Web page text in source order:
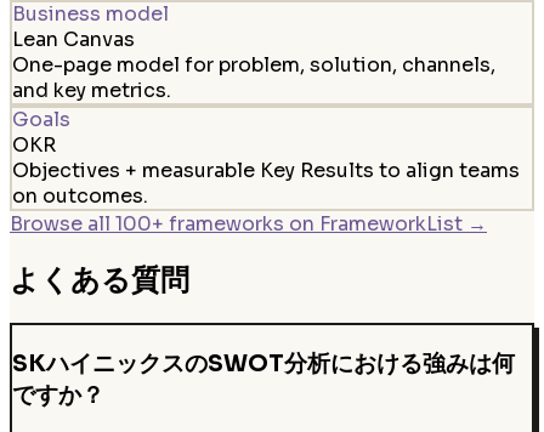
Business model
Lean Canvas
One-page model for problem, solution, channels,
and key metrics.
Goals
OKR
Objectives + measurable Key Results to align teams
on outcomes.
Browse all 100+ frameworks on FrameworkList →
よくある質問
SKハイニックスのSWOT分析における強みは何
ですか？